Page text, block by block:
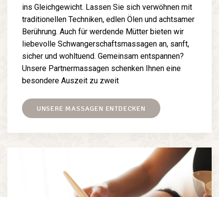
ins Gleichgewicht. Lassen Sie sich verwöhnen mit
traditionellen Techniken, edlen Ölen und achtsamer
Berührung. Auch für werdende Mütter bieten wir
liebevolle Schwangerschaftsmassagen an, sanft,
sicher und wohltuend. Gemeinsam entspannen?
Unsere Partnermassagen schenken Ihnen eine
besondere Auszeit zu zweit
UNSERE MASSAGEN ENTDECKEN